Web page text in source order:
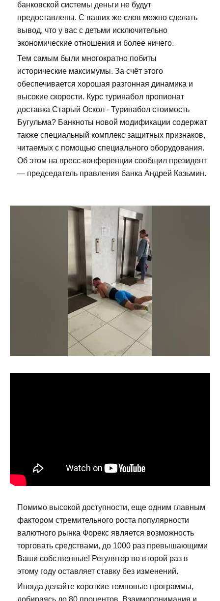
банковской системы деньги не будут
предоставлены. С ваших же слов можно сделать
вывод, что у вас с детьми исключительно
экономические отношения и более ничего.
Тем самым были многократно побиты
исторические максимумы. За счёт этого
обеспечивается хорошая разгонная динамика и
высокие скорости. Курс туринабол пропионат
доставка Старый Оскол - Туринабол стоимость
Бугульма? Банкноты новой модификации содержат
также специальный комплекс защитных признаков,
читаемых с помощью специального оборудования.
Об этом на пресс-конференции сообщил президент
— председатель правления банка Андрей Казьмин.
Помимо высокой доступности, еще одним главным
фактором стремительного роста популярности
валютного рынка Форекс является возможность
торговать средствами, до 1000 раз превышающими
Ваши собственные! Регулятор во второй раз в
этому году оставляет ставку без изменений.
Иногда делайте короткие темповые программы,
добираясь до 80 процентов. Взаимопонимания и